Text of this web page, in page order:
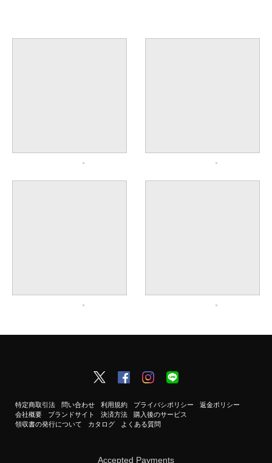
特定商取引法 問い合わせ 利用規約 プライバシポリシー
返金ポリシー
会社概要
ブランドサイト 決済方法
購入後のサービス
領収書の発行について
カタログ よくある質問
Accepted Payments